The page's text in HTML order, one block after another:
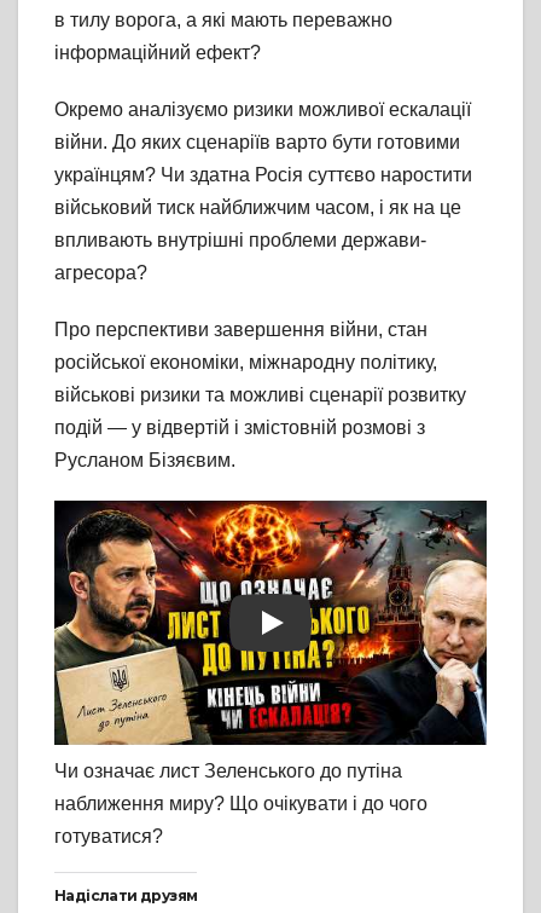
в тилу ворога, а які мають переважно
інформаційний ефект?
Окремо аналізуємо ризики можливої ескалації
війни. До яких сценаріїв варто бути готовими
українцям? Чи здатна Росія суттєво наростити
військовий тиск найближчим часом, і як на це
впливають внутрішні проблеми держави-
агресора?
Про перспективи завершення війни, стан
російської економіки, міжнародну політику,
військові ризики та можливі сценарії розвитку
подій — у відвертій і змістовній розмові з
Русланом Бізяєвим.
Play
Чи означає лист Зеленського до путіна
наближення миру? Що очікувати і до чого
готуватися?
Надіслати друзям